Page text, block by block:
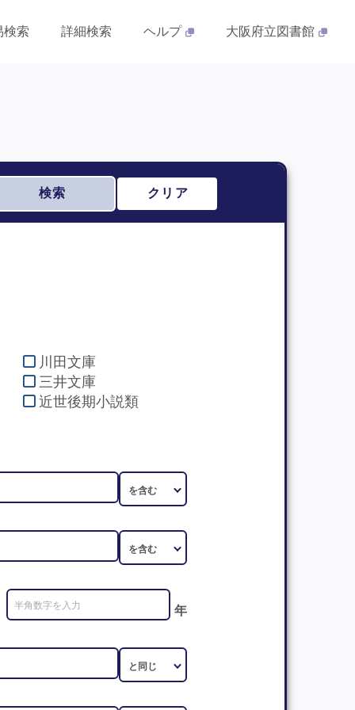
検索 詳細検索 ヘルプ 大阪府立図書館
検索 クリア
川田文庫
三井文庫
近世後期小説類
年